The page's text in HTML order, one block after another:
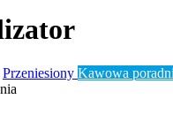
Przeniesiony Kawowa